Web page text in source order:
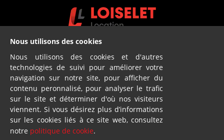
Location
2 sites
Ath & Namur
Nous utilisons des cookies
Nous utilisons des cookies et d'autres
technologies de suivi pour améliorer votre
navigation sur notre site, pour afficher du
contenu peronnalisé, pour analyser le trafic
sur le site et déterminer d'où nos visiteurs
viennent. Si vous désirez plus d’informations
sur les cookies liés à ce site web, consultez
notre politique de cookie.